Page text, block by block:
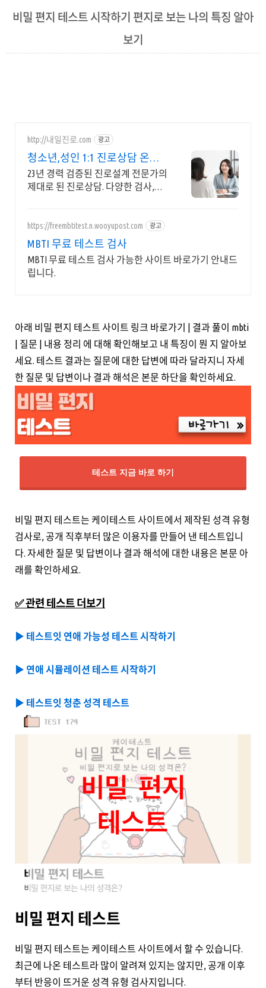
비밀 편지 테스트 시작하기 편지로 보는 나의 특징 알아
보기
http://내일진로.com 광고
청소년,성인 1:1 진로상담 온라
인 화상 진로/고민상담
23년 경력 검증된 진로설계 전문가의
제대로 된 진로상담. 다양한 검사,분
https://freembtitest.n.wooyupost.com 광고
MBTI 무료 테스트 검사
MBTI 무료 테스트 검사 가능한 사이트 바로가기 안내드
립니다.
아래 비밀 편지 테스트 사이트 링크 바로가기 | 결과 풀이 mbti
| 질문 | 내용 정리 에 대해 확인해보고 내 특징이 뭔 지 알아보
세요. 테스트 결과는 질문에 대한 답변에 따라 달라지니 자세
한 질문 및 답변이나 결과 해석은 본문 하단을 확인하세요.
테스트 지금 바로 하기
비밀 편지 테스트는 케이테스트 사이트에서 제작된 성격 유형
검사로, 공개 직후부터 많은 이용자를 만들어 낸 테스트입니
다. 자세한 질문 및 답변이나 결과 해석에 대한 내용은 본문 아
래를 확인하세요.
✅ 관련 테스트 더보기
▶️ 테스트잇 연애 가능성 테스트 시작하기
▶️ 연애 시뮬레이션 테스트 시작하기
▶️ 테스트잇 청춘 성격 테스트
비밀 편지 테스트
비밀 편지 테스트는 케이테스트 사이트에서 할 수 있습니다.
최근에 나온 테스트라 많이 알려져 있지는 않지만, 공개 이후
부터 반응이 뜨거운 성격 유형 검사지입니다.